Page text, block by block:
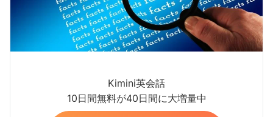
Kimini英会話
10日間無料が40日間に大増量中